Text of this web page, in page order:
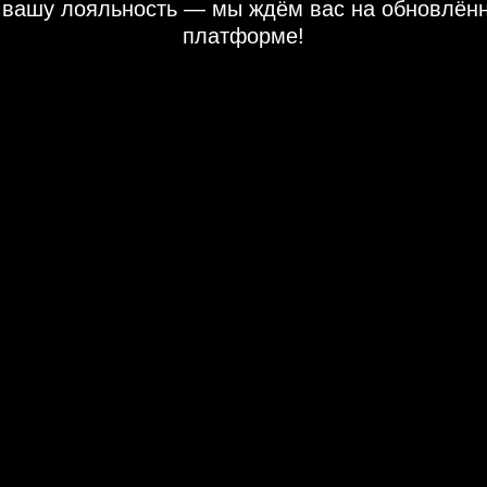
вашу лояльность — мы ждём вас на
платформе!